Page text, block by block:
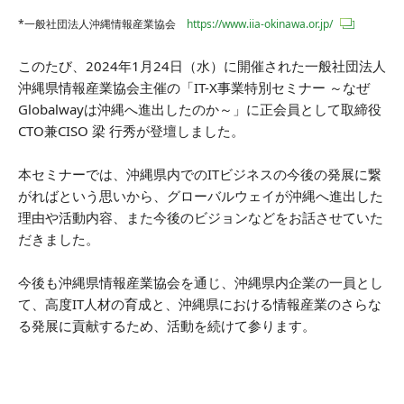
*一般社団法人沖縄情報産業協会 https://www.iia-okinawa.or.jp/
このたび、2024年1月24日（水）に開催された一般社団法人
沖縄県情報産業協会主催の「IT-X事業特別セミナー ～なぜ
Globalwayは沖縄へ進出したのか～」に正会員として取締役
CTO兼CISO 梁 行秀が登壇しました。
本セミナーでは、沖縄県内でのITビジネスの今後の発展に繋
がればという思いから、グローバルウェイが沖縄へ進出した
理由や活動内容、また今後のビジョンなどをお話させていた
だきました。
今後も沖縄県情報産業協会を通じ、沖縄県内企業の一員とし
て、高度IT人材の育成と、沖縄県における情報産業のさらな
る発展に貢献するため、活動を続けて参ります。